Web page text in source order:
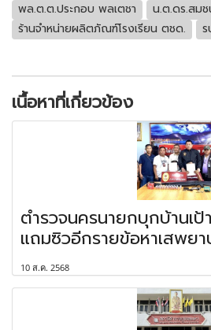
พล.ต.ต.ประกอบ พลเตชา
น.ต.ดร.สม
ร้านจำหน่ายผลิตภัณฑ์โรงเรียน ตชด.
เนื้อหาที่เกี่ยวข้อง
ตำรวจนครนายกบุกบ้านเ
แถมซิวอีกรายข้อหาเสพยา
10 ส.ค. 2568